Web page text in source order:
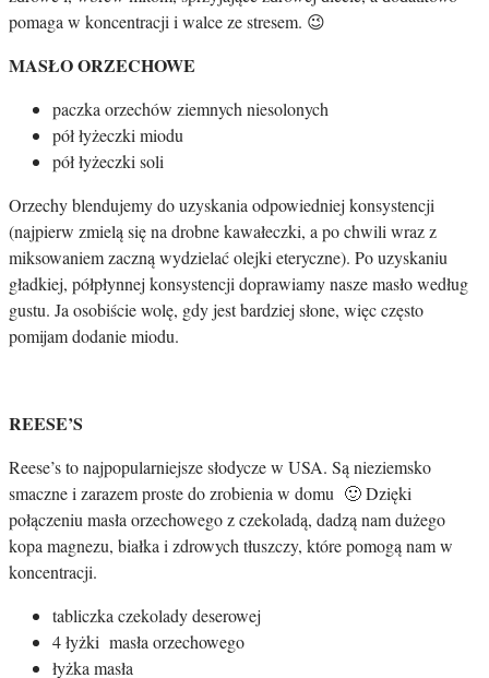
pomaga w koncentracji i walce ze stresem. 😉
MASŁO ORZECHOWE
paczka orzechów ziemnych niesolonych
pół łyżeczki miodu
pół łyżeczki soli
Orzechy blendujemy do uzyskania odpowiedniej konsystencji
(najpierw zmielą się na drobne kawałeczki, a po chwili wraz z
miksowaniem zaczną wydzielać olejki eteryczne). Po uzyskaniu
gładkiej, półpłynnej konsystencji doprawiamy nasze masło według
gustu. Ja osobiście wolę, gdy jest bardziej słone, więc często
pomijam dodanie miodu.
REESE’S
Reese’s to najpopularniejsze słodycze w USA. Są nieziemsko
smaczne i zarazem proste do zrobienia w domu 🙂 Dzięki
połączeniu masła orzechowego z czekoladą, dadzą nam dużego
kopa magnezu, białka i zdrowych tłuszczy, które pomogą nam w
koncentracji.
tabliczka czekolady deserowej
4 łyżki masła orzechowego
łyżka masła